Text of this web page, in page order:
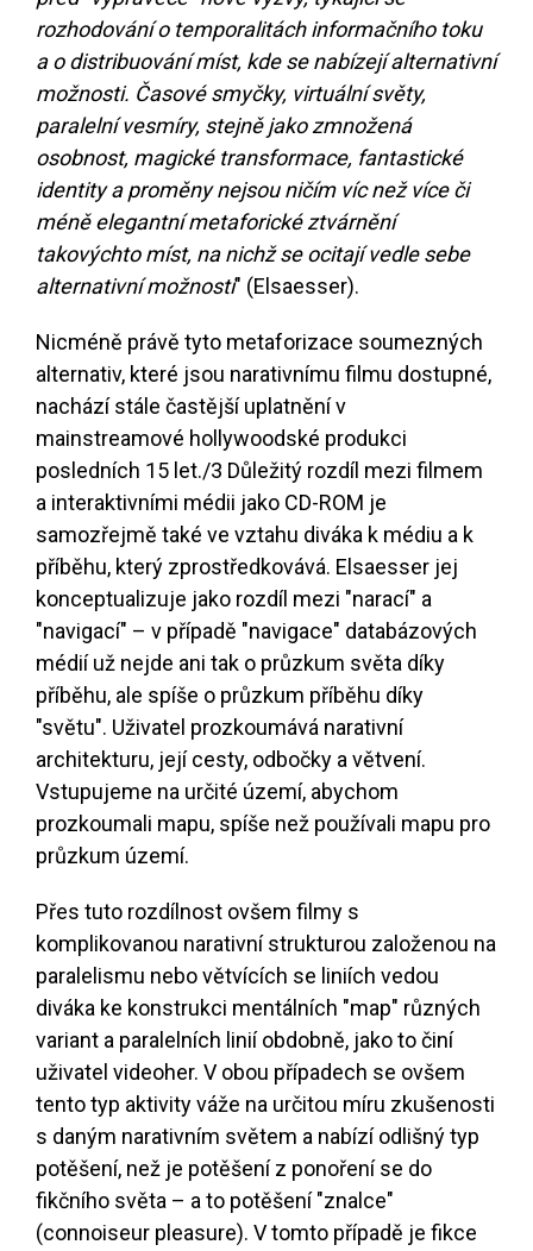
rozhodování o temporalitách informačního toku
a o distribuování míst, kde se nabízejí alternativní
možnosti. Časové smyčky, virtuální světy,
paralelní vesmíry, stejně jako zmnožená
osobnost, magické transformace, fantastické
identity a proměny nejsou ničím víc než více či
méně elegantní metaforické ztvárnění
takovýchto míst, na nichž se ocitají vedle sebe
alternativní možnosti" (Elsaesser).
Nicméně právě tyto metaforizace soumezných
alternativ, které jsou narativnímu filmu dostupné,
nachází stále častější uplatnění v
mainstreamové hollywoodské produkci
posledních 15 let./3 Důležitý rozdíl mezi filmem
a interaktivními médii jako CD-ROM je
samozřejmě také ve vztahu diváka k médiu a k
příběhu, který zprostředkovává. Elsaesser jej
konceptualizuje jako rozdíl mezi "narací" a
"navigací" – v případě "navigace" databázových
médií už nejde ani tak o průzkum světa díky
příběhu, ale spíše o průzkum příběhu díky
"světu". Uživatel prozkoumává narativní
architekturu, její cesty, odbočky a větvení.
Vstupujeme na určité území, abychom
prozkoumali mapu, spíše než používali mapu pro
průzkum území.
Přes tuto rozdílnost ovšem filmy s
komplikovanou narativní strukturou založenou na
paralelismu nebo větvících se liniích vedou
diváka ke konstrukci mentálních "map" různých
variant a paralelních linií obdobně, jako to činí
uživatel videoher. V obou případech se ovšem
tento typ aktivity váže na určitou míru zkušenosti
s daným narativním světem a nabízí odlišný typ
potěšení, než je potěšení z ponoření se do
fikčního světa – a to potěšení "znalce"
(connoiseur pleasure). V tomto případě je fikce